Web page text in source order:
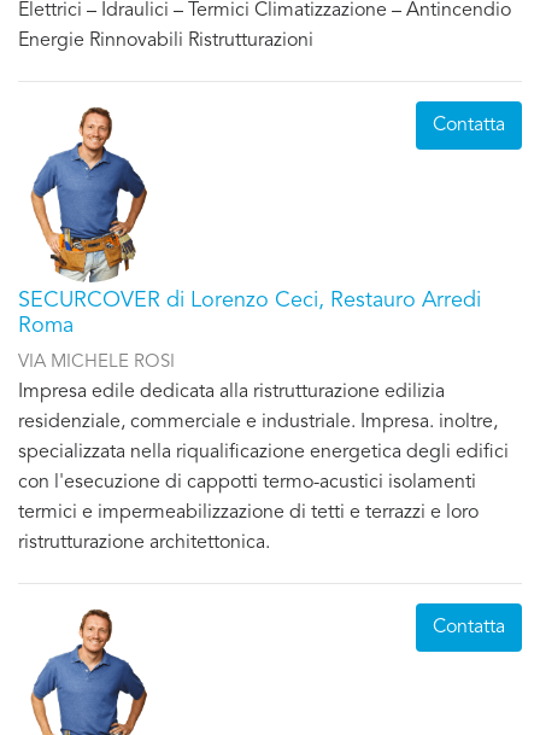
Elettrici – Idraulici – Termici Climatizzazione – Antincendio
Energie Rinnovabili Ristrutturazioni
SECURCOVER di Lorenzo Ceci, Restauro Arredi
Roma
VIA MICHELE ROSI
Impresa edile dedicata alla ristrutturazione edilizia
residenziale, commerciale e industriale. Impresa. inoltre,
specializzata nella riqualificazione energetica degli edifici
con l'esecuzione di cappotti termo-acustici isolamenti
termici e impermeabilizzazione di tetti e terrazzi e loro
ristrutturazione architettonica.
Contatta
Contatta